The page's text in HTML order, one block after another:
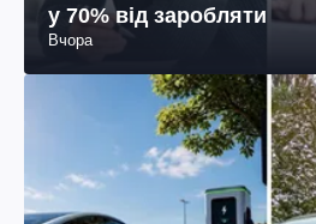
у 70% від заробляти
Вчора